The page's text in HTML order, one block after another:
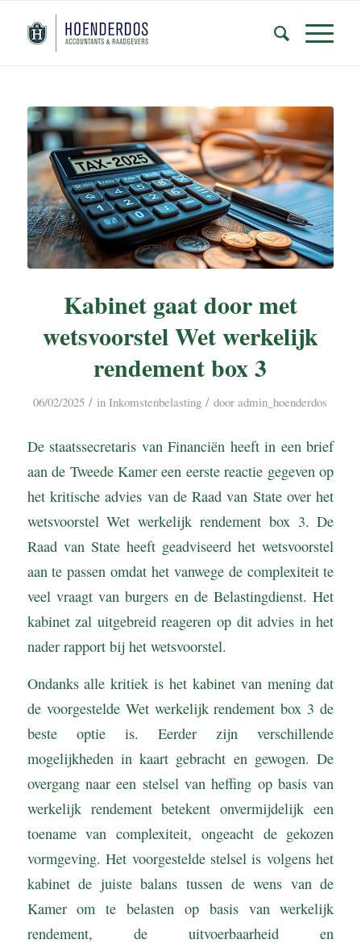
Kabinet gaat door met
wetsvoorstel Wet werkelijk
rendement box 3
06/02/2025 / inInkomstenbelasting / dooradmin_hoenderdos
De staatssecretaris van Financiën heeft in een brief
aan de Tweede Kamer een eerste reactie gegeven op
het kritische advies van de Raad van State over het
wetsvoorstel Wet werkelijk rendement box 3. De
Raad van State heeft geadviseerd het wetsvoorstel
aan te passen omdat het vanwege de complexiteit te
veel vraagt van burgers en de Belastingdienst. Het
kabinet zal uitgebreid reageren op dit advies in het
nader rapport bij het wetsvoorstel.
Ondanks alle kritiek is het kabinet van mening dat
de voorgestelde Wet werkelijk rendement box 3 de
beste optie is. Eerder zijn verschillende
mogelijkheden in kaart gebracht en gewogen. De
overgang naar een stelsel van heffing op basis van
werkelijk rendement betekent onvermijdelijk een
toename van complexiteit, ongeacht de gekozen
vormgeving. Het voorgestelde stelsel is volgens het
kabinet de juiste balans tussen de wens van de
Kamer om te belasten op basis van werkelijk
rendement, de uitvoerbaarheid en